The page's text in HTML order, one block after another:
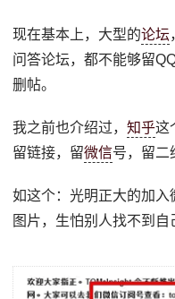
现在基本上，大型的论坛
问答论坛，都不能够留
删帖。
我之前也介绍过，知乎这
留链接，留微信号，留二
如这个：光明正大的加
图片，生怕别人找不到自